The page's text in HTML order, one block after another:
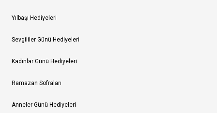
Yılbaşı Hediyeleri
Sevgililer Günü Hediyeleri
Kadınlar Günü Hediyeleri
Ramazan Sofraları
Anneler Günü Hediyeleri